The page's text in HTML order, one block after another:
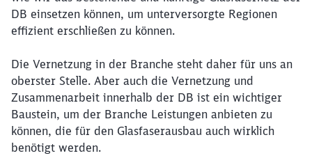
DB einsetzen können, um unterversorgte Regionen
effizient erschließen zu können.
Die Vernetzung in der Branche steht daher für uns an
oberster Stelle. Aber auch die Vernetzung und
Zusammenarbeit innerhalb der DB ist ein wichtiger
Baustein, um der Branche Leistungen anbieten zu
können, die für den Glasfaserausbau auch wirklich
benötigt werden.